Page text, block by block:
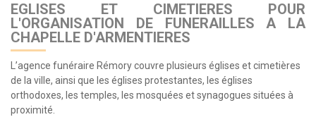
EGLISES ET CIMETIERES POUR
L'ORGANISATION DE FUNERAILLES A LA
CHAPELLE D'ARMENTIERES
L’agence funéraire Rémory couvre plusieurs églises et cimetières
de la ville, ainsi que les églises protestantes, les églises
orthodoxes, les temples, les mosquées et synagogues situées à
proximité.